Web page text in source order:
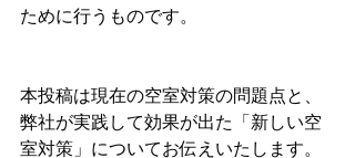
ために行うものです。
本投稿は現在の空室対策の問題点と、
弊社が実践して効果が出た「新しい空
室対策」についてお伝えいたします。